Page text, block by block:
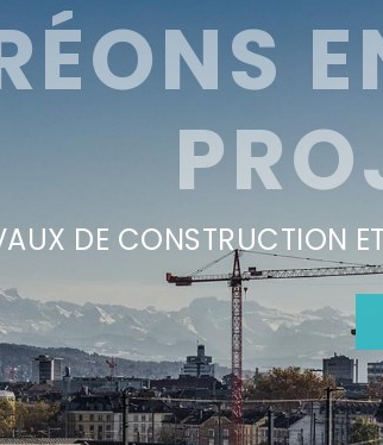
DE CONSTRUCTION